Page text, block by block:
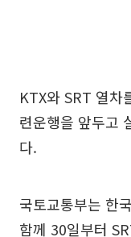
KTX와 SRT 열차
련운행을 앞두고
다.
국토교통부는 한
함께 30일부터